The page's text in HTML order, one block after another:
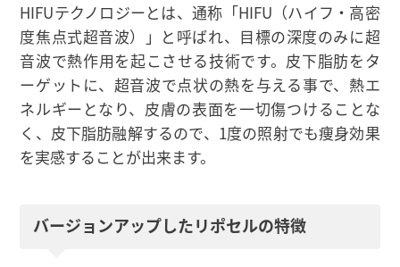
HIFUテクノロジーとは、通称「HIFU（ハイフ・高密
度焦点式超音波）」と呼ばれ、目標の深度のみに超
音波で熱作用を起こさせる技術です。皮下脂肪をタ
ーゲットに、超音波で点状の熱を与える事で、熱エ
ネルギーとなり、皮膚の表面を一切傷つけることな
く、皮下脂肪融解するので、1度の照射でも痩身効果
を実感することが出来ます。
バージョンアップしたリポセルの特徴